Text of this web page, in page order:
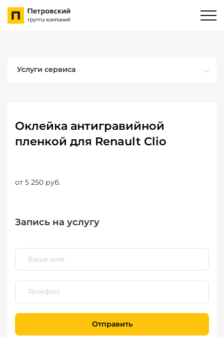
Услуги сервиса
Оклейка антигравийной
пленкой для Renault Clio
от 5 250 руб.
Запись на услугу
Отправить